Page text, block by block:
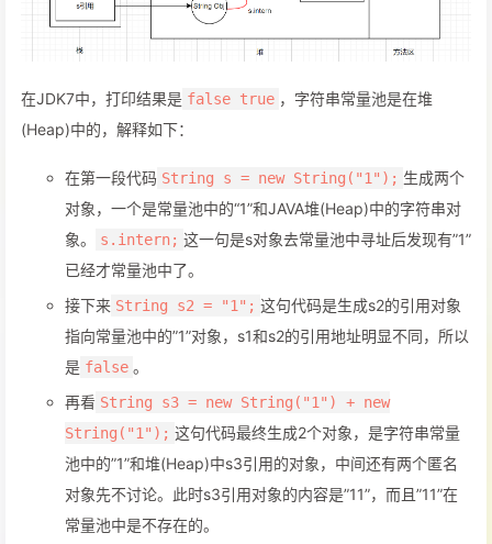
在JDK7中，打印结果是 false true ，字符串常量池是在堆
(Heap)中的，解释如下：
在第一段代码 String s = new String("1"); 生成两个
对象，一个是常量池中的“1”和JAVA堆(Heap)中的字符串对
象。
s.intern; 这一句是s对象去常量池中寻址后发现有”1”
已经才常量池中了。
接下来 String s2 = "1"; 这句代码是生成s2的引用对象
指向常量池中的”1”对象，s1和s2的引用地址明显不同，所以
是 false 。
再看 String s3 = new String("1") + new
String("1"); 这句代码最终生成2个对象，是字符串常量
池中的”1”和堆(Heap)中s3引用的对象，中间还有两个匿名
对象先不讨论。此时s3引用对象的内容是”11”，而且”11”在
常量池中是不存在的。